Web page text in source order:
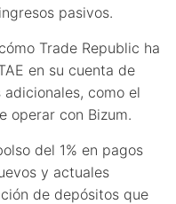
pasivos.
Trade Republic ha
en su cuenta de
como el
operar con Bizum.
del 1% en pagos
y actuales
de depósitos que